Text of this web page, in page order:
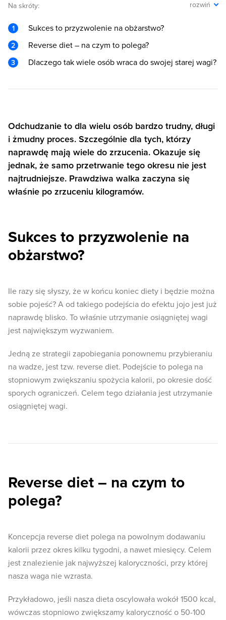
Na skróty: rozwiń
Sukces to przyzwolenie na obżarstwo?
Reverse diet – na czym to polega?
Dlaczego tak wiele osób wraca do swojej starej wagi?
Odchudzanie to dla wielu osób bardzo trudny, długi
i żmudny proces. Szczególnie dla tych, którzy
naprawdę mają wiele do zrzucenia. Okazuje się
jednak, że samo przetrwanie tego okresu nie jest
najtrudniejsze. Prawdziwa walka zaczyna się
właśnie po zrzuceniu kilogramów.
Sukces to przyzwolenie na
obżarstwo?
Ile razy się słyszy, że w końcu koniec diety i będzie można
sobie pojeść? A od takiego podejścia do efektu jojo jest już
naprawdę blisko. To właśnie utrzymanie osiągniętej wagi
jest największym wyzwaniem.
Jedną ze strategii zapobiegania ponownemu przybieraniu
na wadze, jest tzw. reverse diet. Podejście to polega na
stopniowym zwiększaniu spożycia kalorii, po okresie dość
sporych ograniczeń. Celem tego działania jest utrzymanie
osiągniętej wagi.
Reverse diet – na czym to
polega?
Koncepcja reverse diet polega na powolnym dodawaniu
kalorii przez okres kilku tygodni, a nawet miesięcy. Celem
jest znalezienie jak najwyższej kaloryczności, przy której
nasza waga nie wzrasta.
Przykładowo, jeśli nasza dieta oscylowała wokół 1500 kcal,
wówczas stopniowo zwiększamy kaloryczność o 50-100